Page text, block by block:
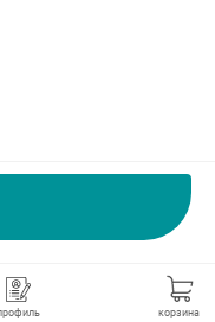
корзина